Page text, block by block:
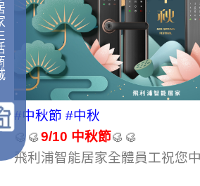
#中秋節 #中秋
🥮🥮9/10 中秋節🥮🥮
飛利浦智能居家全體員工祝您